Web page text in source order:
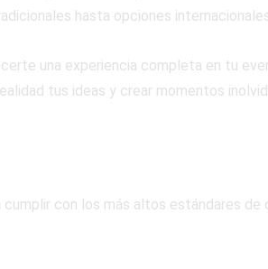
hasta opciones
una experiencia completa en tu
tus ideas y crear momentos
con los más altos estándares de